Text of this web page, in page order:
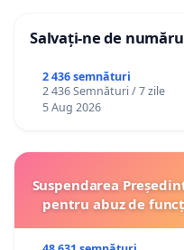
Salvați-ne de
2 436 semnături
2 436 Semnături / 7 zile
5 Aug 2026
Suspendarea
pentru abuz de